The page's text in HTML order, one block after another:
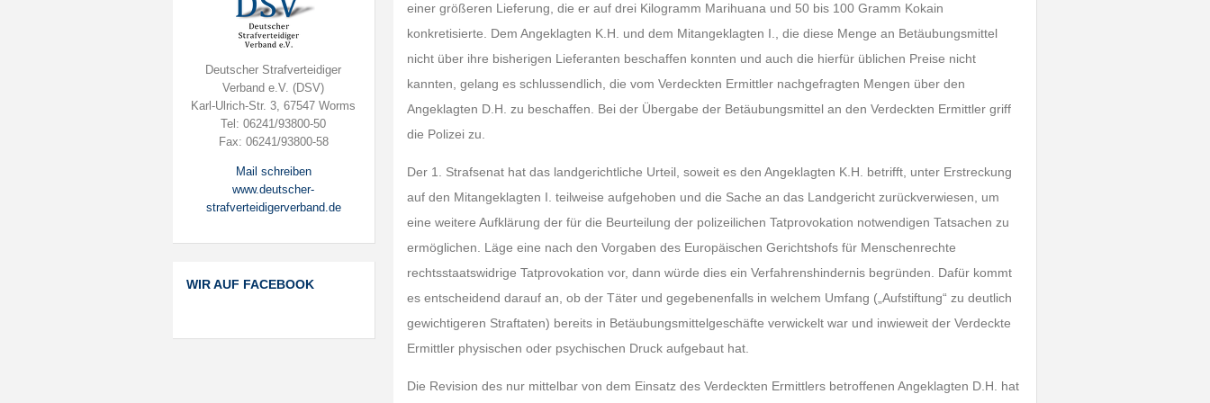
Deutscher Strafverteidiger
Verband e.V. (DSV)
Karl-Ulrich-Str. 3, 67547 Worms
Tel: 06241/93800-50
Fax: 06241/93800-58
Mail schreiben
www.deutscher-
strafverteidigerverband.de
WIR AUF FACEBOOK
einer größeren Lieferung, die er auf drei Kilogramm Marihuana und 50 bis 100 Gramm Kokain
konkretisierte. Dem Angeklagten K.H. und dem Mitangeklagten I., die diese Menge an Betäubungsmittel
nicht über ihre bisherigen Lieferanten beschaffen konnten und auch die hierfür üblichen Preise nicht
kannten, gelang es schlussendlich, die vom Verdeckten Ermittler nachgefragten Mengen über den
Angeklagten D.H. zu beschaffen. Bei der Übergabe der Betäubungsmittel an den Verdeckten Ermittler griff
die Polizei zu.
Der 1. Strafsenat hat das landgerichtliche Urteil, soweit es den Angeklagten K.H. betrifft, unter Erstreckung
auf den Mitangeklagten I. teilweise aufgehoben und die Sache an das Landgericht zurückverwiesen, um
eine weitere Aufklärung der für die Beurteilung der polizeilichen Tatprovokation notwendigen Tatsachen zu
ermöglichen. Läge eine nach den Vorgaben des Europäischen Gerichtshofs für Menschenrechte
rechtsstaatswidrige Tatprovokation vor, dann würde dies ein Verfahrenshindernis begründen. Dafür kommt
es entscheidend darauf an, ob der Täter und gegebenenfalls in welchem Umfang („Aufstiftung“ zu deutlich
gewichtigeren Straftaten) bereits in Betäubungsmittelgeschäfte verwickelt war und inwieweit der Verdeckte
Ermittler physischen oder psychischen Druck aufgebaut hat.
Die Revision des nur mittelbar von dem Einsatz des Verdeckten Ermittlers betroffenen Angeklagten D.H. hat